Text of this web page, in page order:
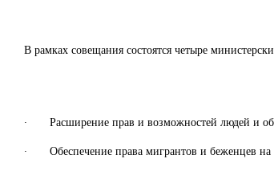
В рамках совещания состоятся четыре
· Расширение прав и возможностей людей и
· Обеспечение права мигрантов и беженцев на